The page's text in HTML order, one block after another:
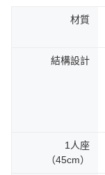
材質
結構設計
1人座
（45cm）